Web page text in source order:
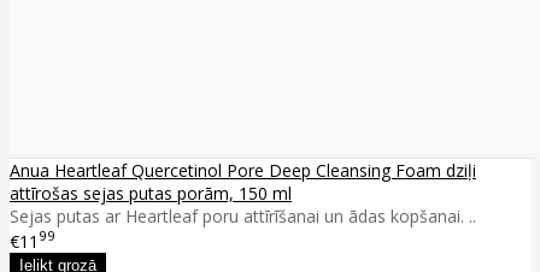
Anua Heartleaf Quercetinol Pore Deep Cleansing Foam dziļi
attīrošas sejas putas porām, 150 ml
Sejas putas ar Heartleaf poru attīrīšanai un ādas kopšanai. ..
€11 99